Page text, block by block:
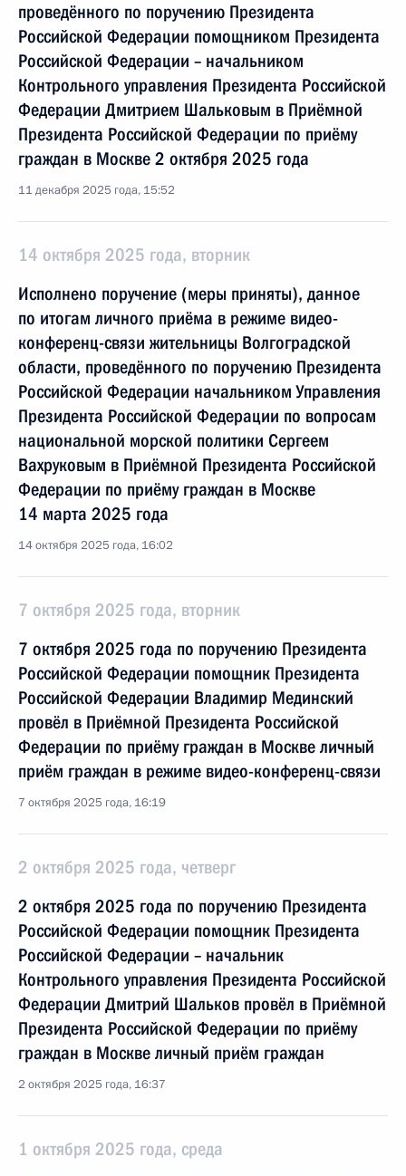
проведённого по поручению Президента
Российской Федерации помощником Президента
Российской Федерации – начальником
Контрольного управления Президента Российской
Федерации Дмитрием Шальковым в Приёмной
Президента Российской Федерации по приёму
граждан в Москве 2 октября 2025 года
11 декабря 2025 года, 15:52
14 октября 2025 года, вторник
Исполнено поручение (меры приняты), данное
по итогам личного приёма в режиме видео-
конференц-связи жительницы Волгоградской
области, проведённого по поручению Президента
Российской Федерации начальником Управления
Президента Российской Федерации по вопросам
национальной морской политики Сергеем
Вахруковым в Приёмной Президента Российской
Федерации по приёму граждан в Москве
14 марта 2025 года
14 октября 2025 года, 16:02
7 октября 2025 года, вторник
7 октября 2025 года по поручению Президента
Российской Федерации помощник Президента
Российской Федерации Владимир Мединский
провёл в Приёмной Президента Российской
Федерации по приёму граждан в Москве личный
приём граждан в режиме видео-конференц-связи
7 октября 2025 года, 16:19
2 октября 2025 года, четверг
2 октября 2025 года по поручению Президента
Российской Федерации помощник Президента
Российской Федерации – начальник
Контрольного управления Президента Российской
Федерации Дмитрий Шальков провёл в Приёмной
Президента Российской Федерации по приёму
граждан в Москве личный приём граждан
2 октября 2025 года, 16:37
1 октября 2025 года, среда